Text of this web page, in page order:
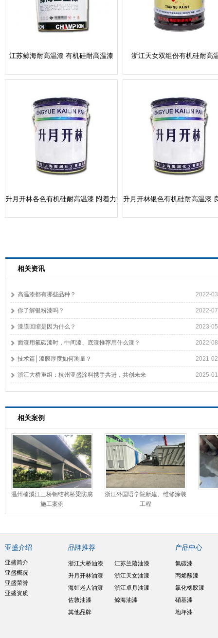
江苏鲸海耐高温漆 有机硅耐高温漆 浙江天女双组份有机硅耐高
升月开林各色有机硅耐高温漆 附着力好颜色持久升月开林银色有机硅耐高温漆
相关资讯
2022-
高温漆都有哪些品种？
2022-
你了解银粉漆吗？
2023-
漆膜回缩是因为什么？
2022-
面漆用氟碳漆时，中间漆、底漆推荐用什么漆？
2021-
技术篇│漆膜厚度如何测量？
2025-
浙江大桥重组：杭州亚盛涂料携手共进，共创未来
相关案例
温州楠溪江三桥钢结构桥梁防腐
施工案例
浙江外国语学院新建、维修涂装
工程
亚盛介绍
亚盛简介
亚盛概况
亚盛荣誉
亚盛资质
品牌推荐
浙江大桥油漆
江苏兰陵油漆
升月开林油漆
浙江天女油漆
海虹老人油漆
浙江卓月油漆
佐敦油漆
鲸海油漆
其他品牌
产品中心
氟碳漆
丙烯酸漆
氯化橡胶漆
硝基漆
地坪漆